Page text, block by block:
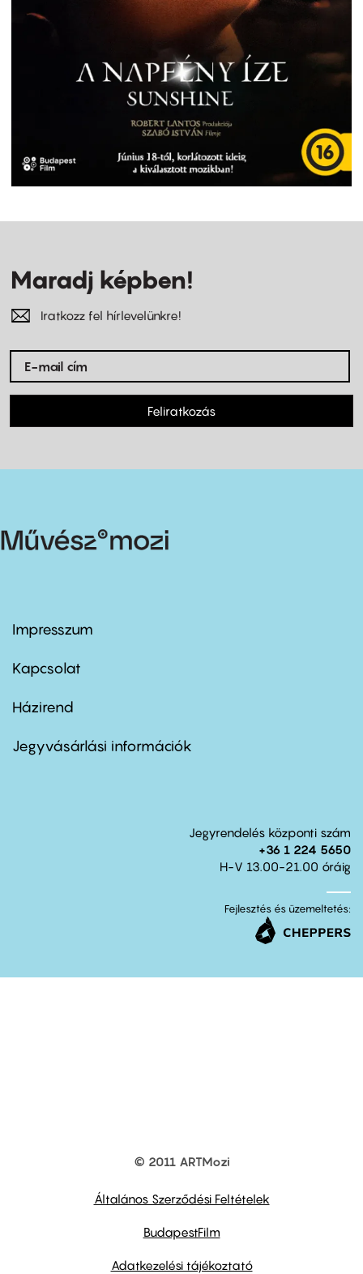
Maradj képben!
Iratkozz fel hírlevelünkre!
Feliratkozás
Footer
first
Impresszum
Kapcsolat
Footer
second
Házirend
Jegyvásárlási információk
Jegyrendelés központi szám
+36 1 224 5650
H-V 13.00-21.00 óráig
Fejlesztés és üzemeltetés:
© 2011 ARTMozi
Általános Szerződési Feltételek
BudapestFilm
Adatkezelési tájékoztató